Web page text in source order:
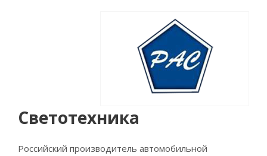
Светотехника
Российский производитель автомобильной